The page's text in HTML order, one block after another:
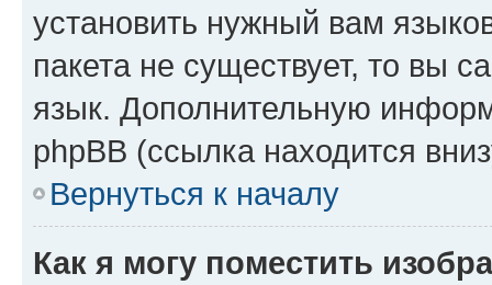
установить нужный вам
пакета не существует, то вы
язык. Дополнительную
phpBB (ссылка находится
Вернуться к началу
Как я могу поместить